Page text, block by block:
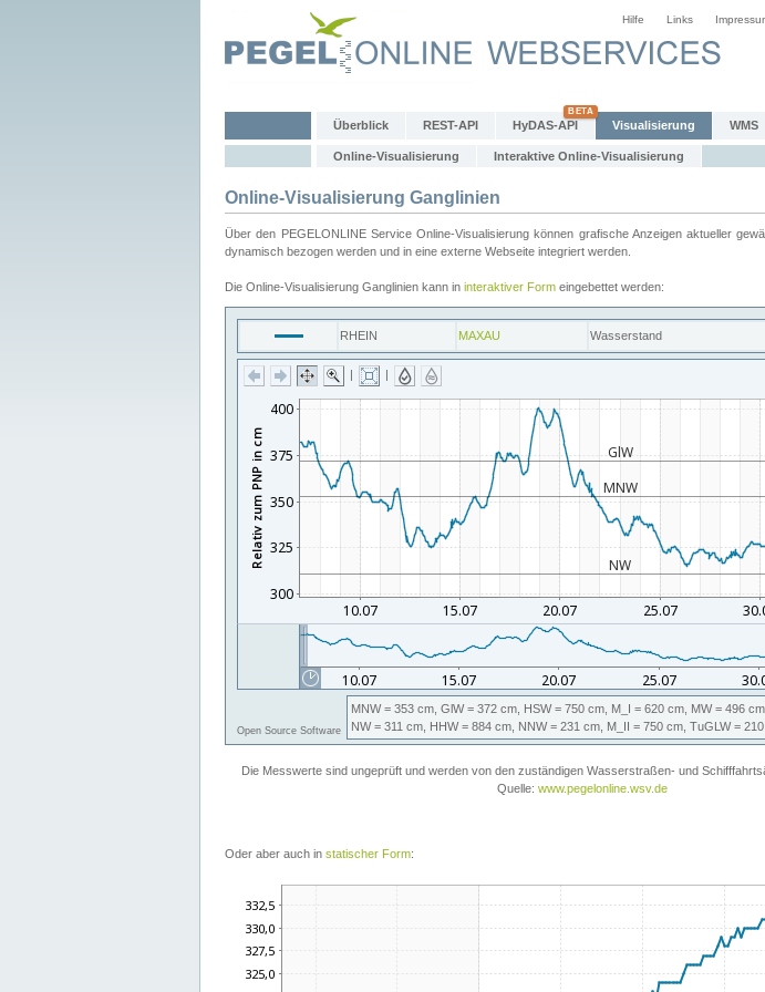
Hilfe Links
Überblick REST-API HyDAS-API Visualisierung WMS
Online-Visualisierung Interaktive Online-Visualisierung
Online-Visualisierung Ganglinien
Über den PEGELONLINE Service Online-Visualisierung können grafische Anzeigen aktueller
dynamisch bezogen werden und in eine externe Webseite integriert werden.
Die Online-Visualisierung Ganglinien kann in interaktiver Form eingebettet werden:
Oder aber auch in statischer Form: